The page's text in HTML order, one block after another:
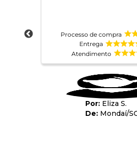
Processo de compra
Entrega
Atendimento
Eliza S.
Mondaí/